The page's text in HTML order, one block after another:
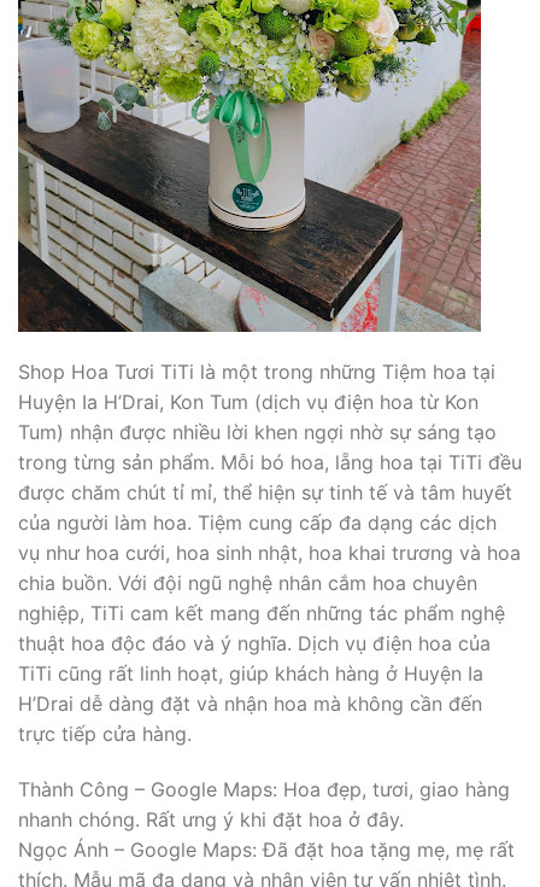
Shop Hoa Tươi TiTi là một trong những Tiệm hoa tại
Huyện Ia H’Drai, Kon Tum (dịch vụ điện hoa từ Kon
Tum) nhận được nhiều lời khen ngợi nhờ sự sáng tạo
trong từng sản phẩm. Mỗi bó hoa, lẵng hoa tại TiTi đều
được chăm chút tỉ mỉ, thể hiện sự tinh tế và tâm huyết
của người làm hoa. Tiệm cung cấp đa dạng các dịch
vụ như hoa cưới, hoa sinh nhật, hoa khai trương và hoa
chia buồn. Với đội ngũ nghệ nhân cắm hoa chuyên
nghiệp, TiTi cam kết mang đến những tác phẩm nghệ
thuật hoa độc đáo và ý nghĩa. Dịch vụ điện hoa của
TiTi cũng rất linh hoạt, giúp khách hàng ở Huyện Ia
H’Drai dễ dàng đặt và nhận hoa mà không cần đến
trực tiếp cửa hàng.
Thành Công – Google Maps: Hoa đẹp, tươi, giao hàng
nhanh chóng. Rất ưng ý khi đặt hoa ở đây.
Ngọc Ánh – Google Maps: Đã đặt hoa tặng mẹ, mẹ rất
thích. Mẫu mã đa dạng và nhân viên tư vấn nhiệt tình.